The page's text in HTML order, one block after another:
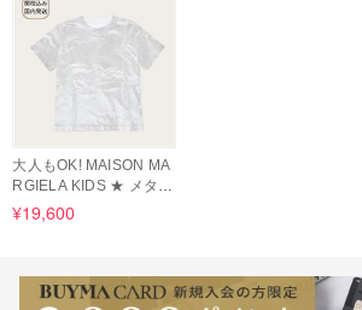
大人もOK! MAISON MA
RGIELA KIDS ★ メタリ
ック Tシャツ
¥19,600